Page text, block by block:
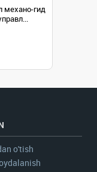
механо-гид
o'tish